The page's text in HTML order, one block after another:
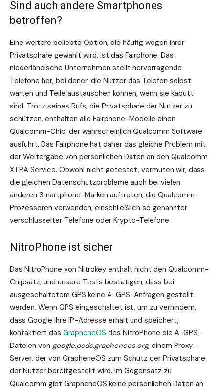
Sind auch andere Smartphones
betroffen?
Eine weitere beliebte Option, die häufig wegen ihrer
Privatsphäre gewählt wird, ist das Fairphone. Das
niederländische Unternehmen stellt hervorragende
Telefone her, bei denen die Nutzer das Telefon selbst
warten und Teile austauschen können, wenn sie kaputt
sind. Trotz seines Rufs, die Privatsphäre der Nutzer zu
schützen, enthalten alle Fairphone-Modelle einen
Qualcomm-Chip, der wahrscheinlich Qualcomm Software
ausführt. Das Fairphone hat daher das gleiche Problem mit
der Weitergabe von persönlichen Daten an den Qualcomm
XTRA Service. Obwohl nicht getestet, vermuten wir, dass
die gleichen Datenschutzprobleme auch bei vielen
anderen Smartphone-Marken auftreten, die Qualcomm-
Prozessoren verwenden, einschließlich so genannter
verschlüsselter Telefone oder Krypto-Telefone.
NitroPhone ist sicher
Das NitroPhone von Nitrokey enthält nicht den Qualcomm-
Chipsatz, und unsere Tests bestätigen, dass bei
ausgeschaltetem GPS keine A-GPS-Anfragen gestellt
werden. Wenn GPS eingeschaltet ist, um zu verhindern,
dass Google Ihre IP-Adresse erhält und speichert,
kontaktiert das GrapheneOS des NitroPhone die A-GPS-
Dateien von google.psds.grapheneos.org, einem Proxy-
Server, der von GrapheneOS zum Schutz der Privatsphäre
der Nutzer bereitgestellt wird. Im Gegensatz zu
Qualcomm gibt GrapheneOS keine persönlichen Daten an